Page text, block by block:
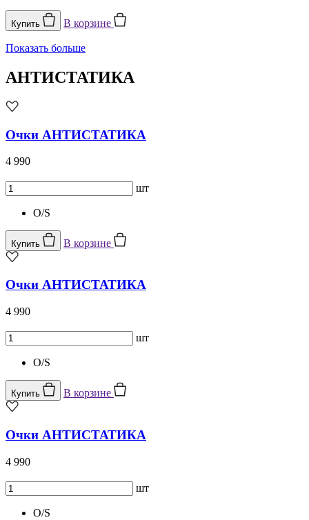
Купить В корзине
Показать больше
АНТИСТАТИКА
Очки АНТИСТАТИКА
4 990
шт
O/S
Купить В корзине
Очки АНТИСТАТИКА
4 990
шт
O/S
Купить В корзине
Очки АНТИСТАТИКА
4 990
шт
O/S